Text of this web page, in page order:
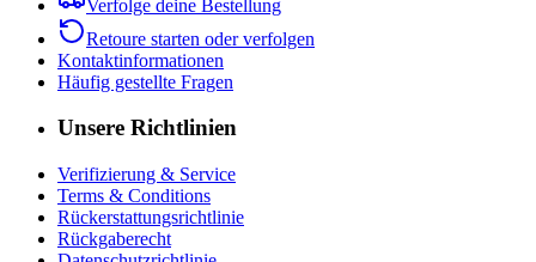
Verfolge deine Bestellung
Retoure starten oder verfolgen
Kontaktinformationen
Häufig gestellte Fragen
Unsere Richtlinien
Verifizierung & Service
Terms & Conditions
Rückerstattungsrichtlinie
Rückgaberecht